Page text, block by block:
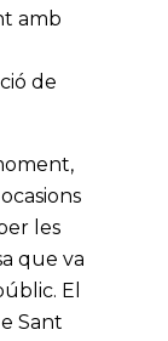
amb
de
les
que va
El
Sant